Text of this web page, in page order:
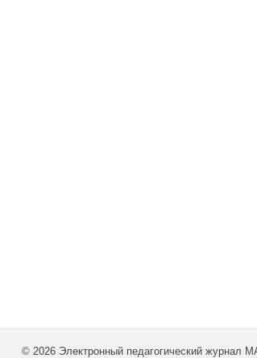
© 2026 Электронный педагогический журнал